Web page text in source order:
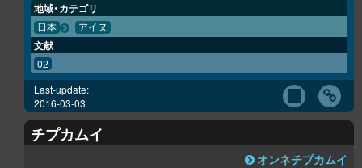
地域・カテゴリ
日本 アイヌ
文献
02
Last-update:
2016-03-03
チプカムイ
オンネチプカムイ